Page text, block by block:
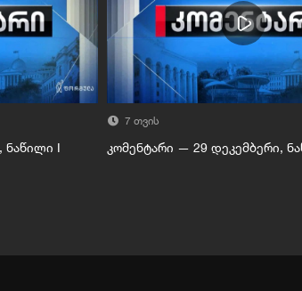
ნაწილი I
7 თვის
კომენტარი — 29 დეკემბერი,